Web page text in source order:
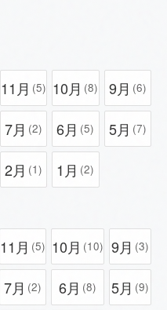
11月 (5) 10月 (8) 9月 (6)
7月 (2) 6月 (5) 5月 (7)
2月 (1) 1月 (2)
11月 (5) 10月 (10) 9月 (3)
7月 (2) 6月 (8) 5月 (9)